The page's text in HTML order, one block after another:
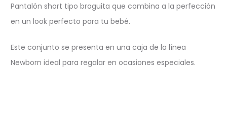
Pantalón short tipo braguita que combina a la perfección
en un look perfecto para tu bebé.
Este conjunto se presenta en una caja de la línea
Newborn ideal para regalar en ocasiones especiales.